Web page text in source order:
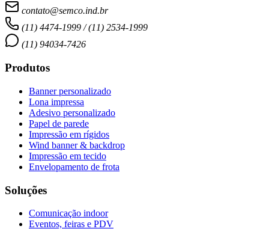
contato@semco.ind.br
(11) 4474-1999 / (11) 2534-1999
(11) 94034-7426
Produtos
Banner personalizado
Lona impressa
Adesivo personalizado
Papel de parede
Impressão em rígidos
Wind banner & backdrop
Impressão em tecido
Envelopamento de frota
Soluções
Comunicação indoor
Eventos, feiras e PDV